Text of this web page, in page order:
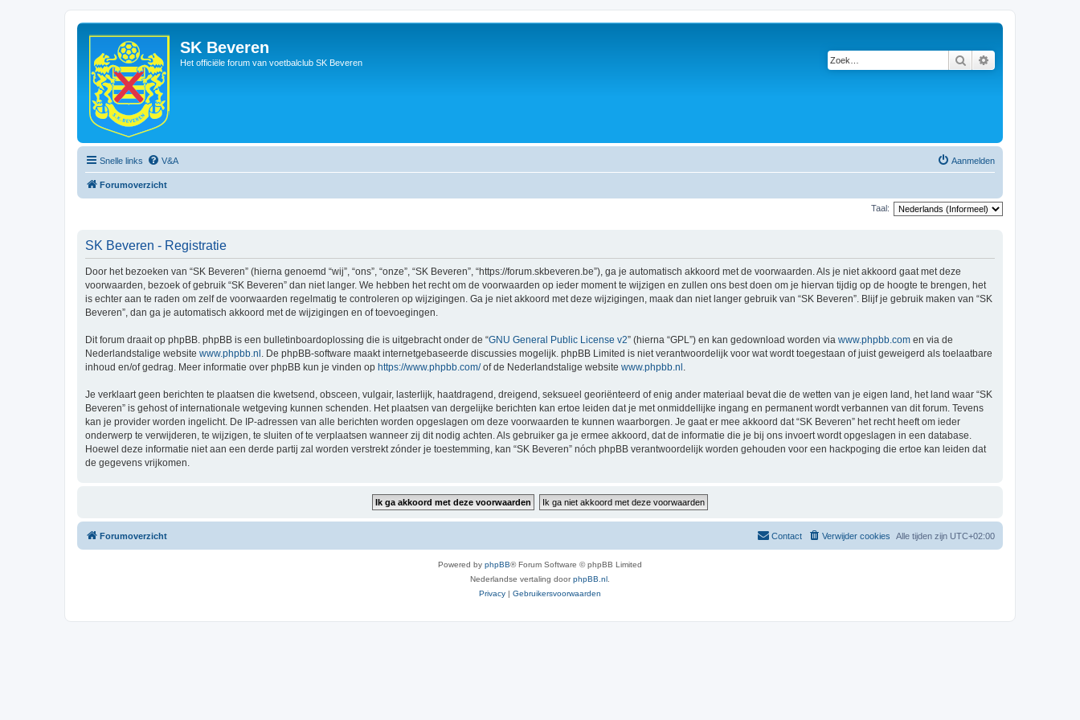
SK Beveren
Het officiële forum van voetbalclub SK Beveren Zoek
Snelle links V&A Aanmelden
Forumoverzicht
Taal:
SK Beveren - Registratie
Door het bezoeken van “SK Beveren” (hierna genoemd “wij”, “ons”, “onze”, “SK Beveren”, “https://forum.skbeveren.be”), ga je automatisch akkoord met de voorwaarden. Als je niet akkoord gaat met deze
voorwaarden, bezoek of gebruik “SK Beveren” dan niet langer. We hebben het recht om de voorwaarden op ieder moment te wijzigen en zullen ons best doen om je hiervan tijdig op de hoogte te brengen, het
is echter aan te raden om zelf de voorwaarden regelmatig te controleren op wijzigingen. Ga je niet akkoord met deze wijzigingen, maak dan niet langer gebruik van “SK Beveren”. Blijf je gebruik maken van “SK
Beveren”, dan ga je automatisch akkoord met de wijzigingen en of toevoegingen.
Dit forum draait op phpBB. phpBB is een bulletinboardoplossing die is uitgebracht onder de “GNU General Public License v2” (hierna “GPL”) en kan gedownload worden via www.phpbb.com en via de
Nederlandstalige website www.phpbb.nl . De phpBB-software maakt internetgebaseerde discussies mogelijk. phpBB Limited is niet verantwoordelijk voor wat wordt toegestaan of juist geweigerd als toelaatbare
inhoud en/of gedrag. Meer informatie over phpBB kun je vinden op https://www.phpbb.com/of de Nederlandstalige website www.phpbb.nl
Je verklaart geen berichten te plaatsen die kwetsend, obsceen, vulgair, lasterlijk, haatdragend, dreigend, seksueel georiënteerd of enig ander materiaal bevat die de wetten van je eigen land, het land waar “SK
Beveren” is gehost of internationale wetgeving kunnen schenden. Het plaatsen van dergelijke berichten kan ertoe leiden dat je met onmiddellijke ingang en permanent wordt verbannen van dit forum. Tevens
kan je provider worden ingelicht. De IP-adressen van alle berichten worden opgeslagen om deze voorwaarden te kunnen waarborgen. Je gaat er mee akkoord dat “SK Beveren” het recht heeft om ieder
onderwerp te verwijderen, te wijzigen, te sluiten of te verplaatsen wanneer zij dit nodig achten. Als gebruiker ga je ermee akkoord, dat de informatie die je bij ons invoert wordt opgeslagen in een database.
Hoewel deze informatie niet aan een derde partij zal worden verstrekt zónder je toestemming, kan “SK Beveren” nóch phpBB verantwoordelijk worden gehouden voor een hackpoging die ertoe kan leiden dat
de gegevens vrijkomen.
Forumoverzicht Alle tijden zijn UTC+02:00
Verwijder cookies
Contact
Powered by phpBB® Forum Software © phpBB Limited
Nederlandse vertaling doorphpBB.nl
Privacy | Gebruikersvoorwaarden